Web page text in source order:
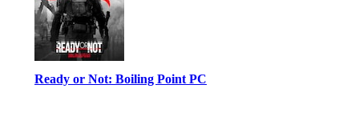
Ready or Not: Boiling Point PC